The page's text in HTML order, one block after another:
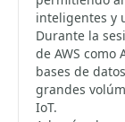
inteligentes y
Durante la
de AWS como
bases de
grandes
IoT.